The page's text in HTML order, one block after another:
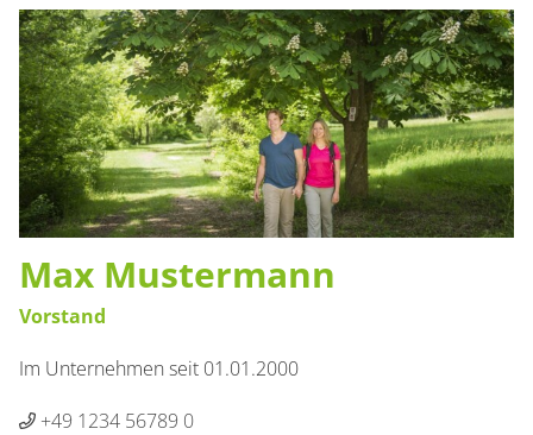
Max Mustermann
Vorstand
Im Unternehmen seit 01.01.2000
+49 1234 56789 0